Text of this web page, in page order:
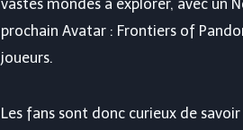
vastes mondes à explorer, avec un
prochain Avatar : Frontiers of
joueurs.
Les fans sont donc curieux de